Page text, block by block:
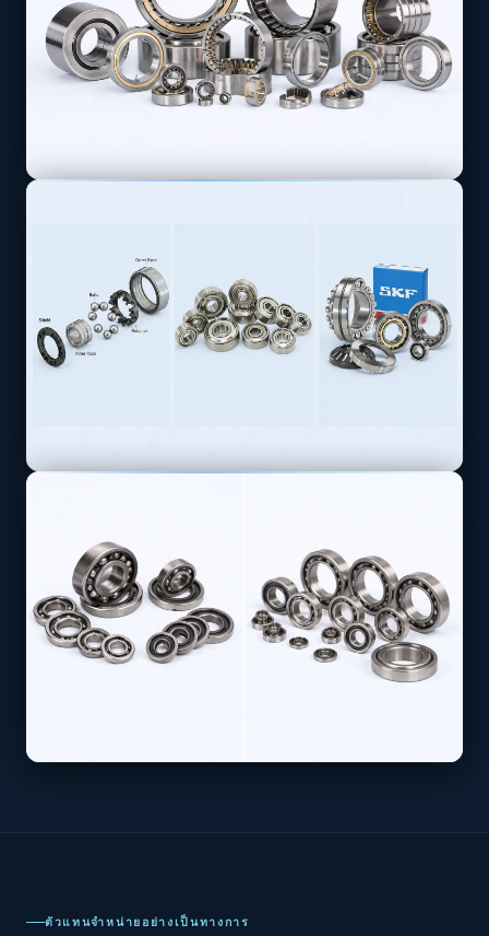
ตัวแทนจำหน่ายอย่างเป็นทางการ